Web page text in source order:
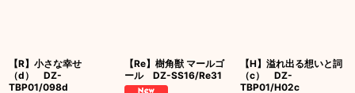
【R】小さな幸せ
（d） DZ-
TBP01/098d
【Re】樹角獣 マールゴ
ール DZ-SS16/Re31
【H】溢れ出る想いと詞
（c） DZ-
TBP01/H02c